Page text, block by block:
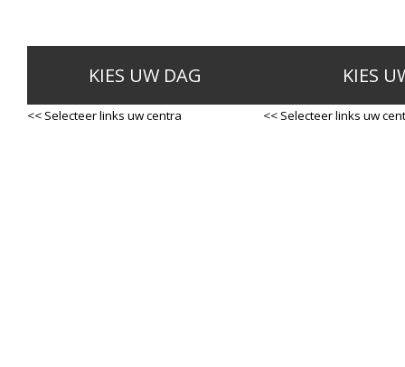
KIES UW DAG
<< Selecteer links uw centra
KIES
<< Selecteer links uw